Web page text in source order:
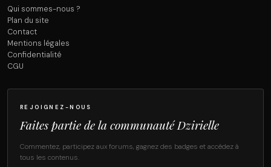
Qui sommes-nous ?
Plan du site
Contact
Mentions légales
Confidentialité
CGU
REJOIGNEZ-NOUS
Faites partie de la communauté Dzirielle
Commentez, participez aux forums, gagnez des badges et accédez à
tous les contenus.